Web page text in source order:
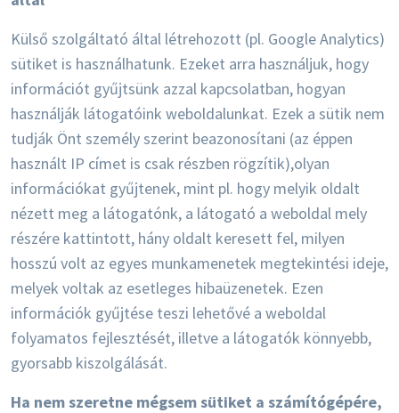
Külső szolgáltató által létrehozott (pl. Google Analytics)
sütiket is használhatunk. Ezeket arra használjuk, hogy
információt gyűjtsünk azzal kapcsolatban, hogyan
használják látogatóink weboldalunkat. Ezek a sütik nem
tudják Önt személy szerint beazonosítani (az éppen
használt IP címet is csak részben rögzítik),olyan
információkat gyűjtenek, mint pl. hogy melyik oldalt
nézett meg a látogatónk, a látogató a weboldal mely
részére kattintott, hány oldalt keresett fel, milyen
hosszú volt az egyes munkamenetek megtekintési ideje,
melyek voltak az esetleges hibaüzenetek. Ezen
információk gyűjtése teszi lehetővé a weboldal
folyamatos fejlesztését, illetve a látogatók könnyebb,
gyorsabb kiszolgálását.
Ha nem szeretne mégsem sütiket a számítógépére,